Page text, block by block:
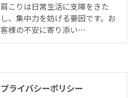
肩こりは日常生活に支障をきた
し、集中力を妨げる要因です。お
客様の不安に寄り添い…
プライバシーポリシー